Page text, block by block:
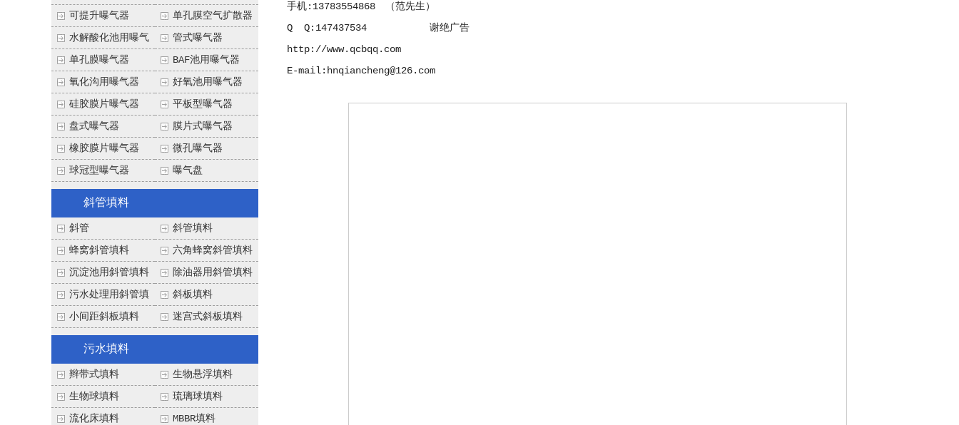
可提升曝气器
单孔膜空气扩散器
水解酸化池用曝气
器
管式曝气器
单孔膜曝气器
BAF池用曝气器
氧化沟用曝气器
好氧池用曝气器
硅胶膜片曝气器
平板型曝气器
盘式曝气器
膜片式曝气器
橡胶膜片曝气器
微孔曝气器
球冠型曝气器
曝气盘
斜管填料
斜管
斜管填料
蜂窝斜管填料
六角蜂窝斜管填料
沉淀池用斜管填料
除油器用斜管填料
污水处理用斜管填
料
斜板填料
小间距斜板填料
迷宫式斜板填料
污水填料
辫带式填料
生物悬浮填料
生物球填料
琉璃球填料
流化床填料
MBBR填料
手机:13783554868 （范先生）
Q Q:147437534 谢绝广告
http://www.qcbqq.com
E-mail:hnqiancheng@126.com